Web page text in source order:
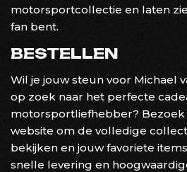
motorsportcollectie en laten
fan bent.
BESTELLEN
Wil je jouw steun voor Michael
op zoek naar het perfecte
motorsportliefhebber? Bezoek
website om de volledige
bekijken en jouw favoriete
snelle levering en